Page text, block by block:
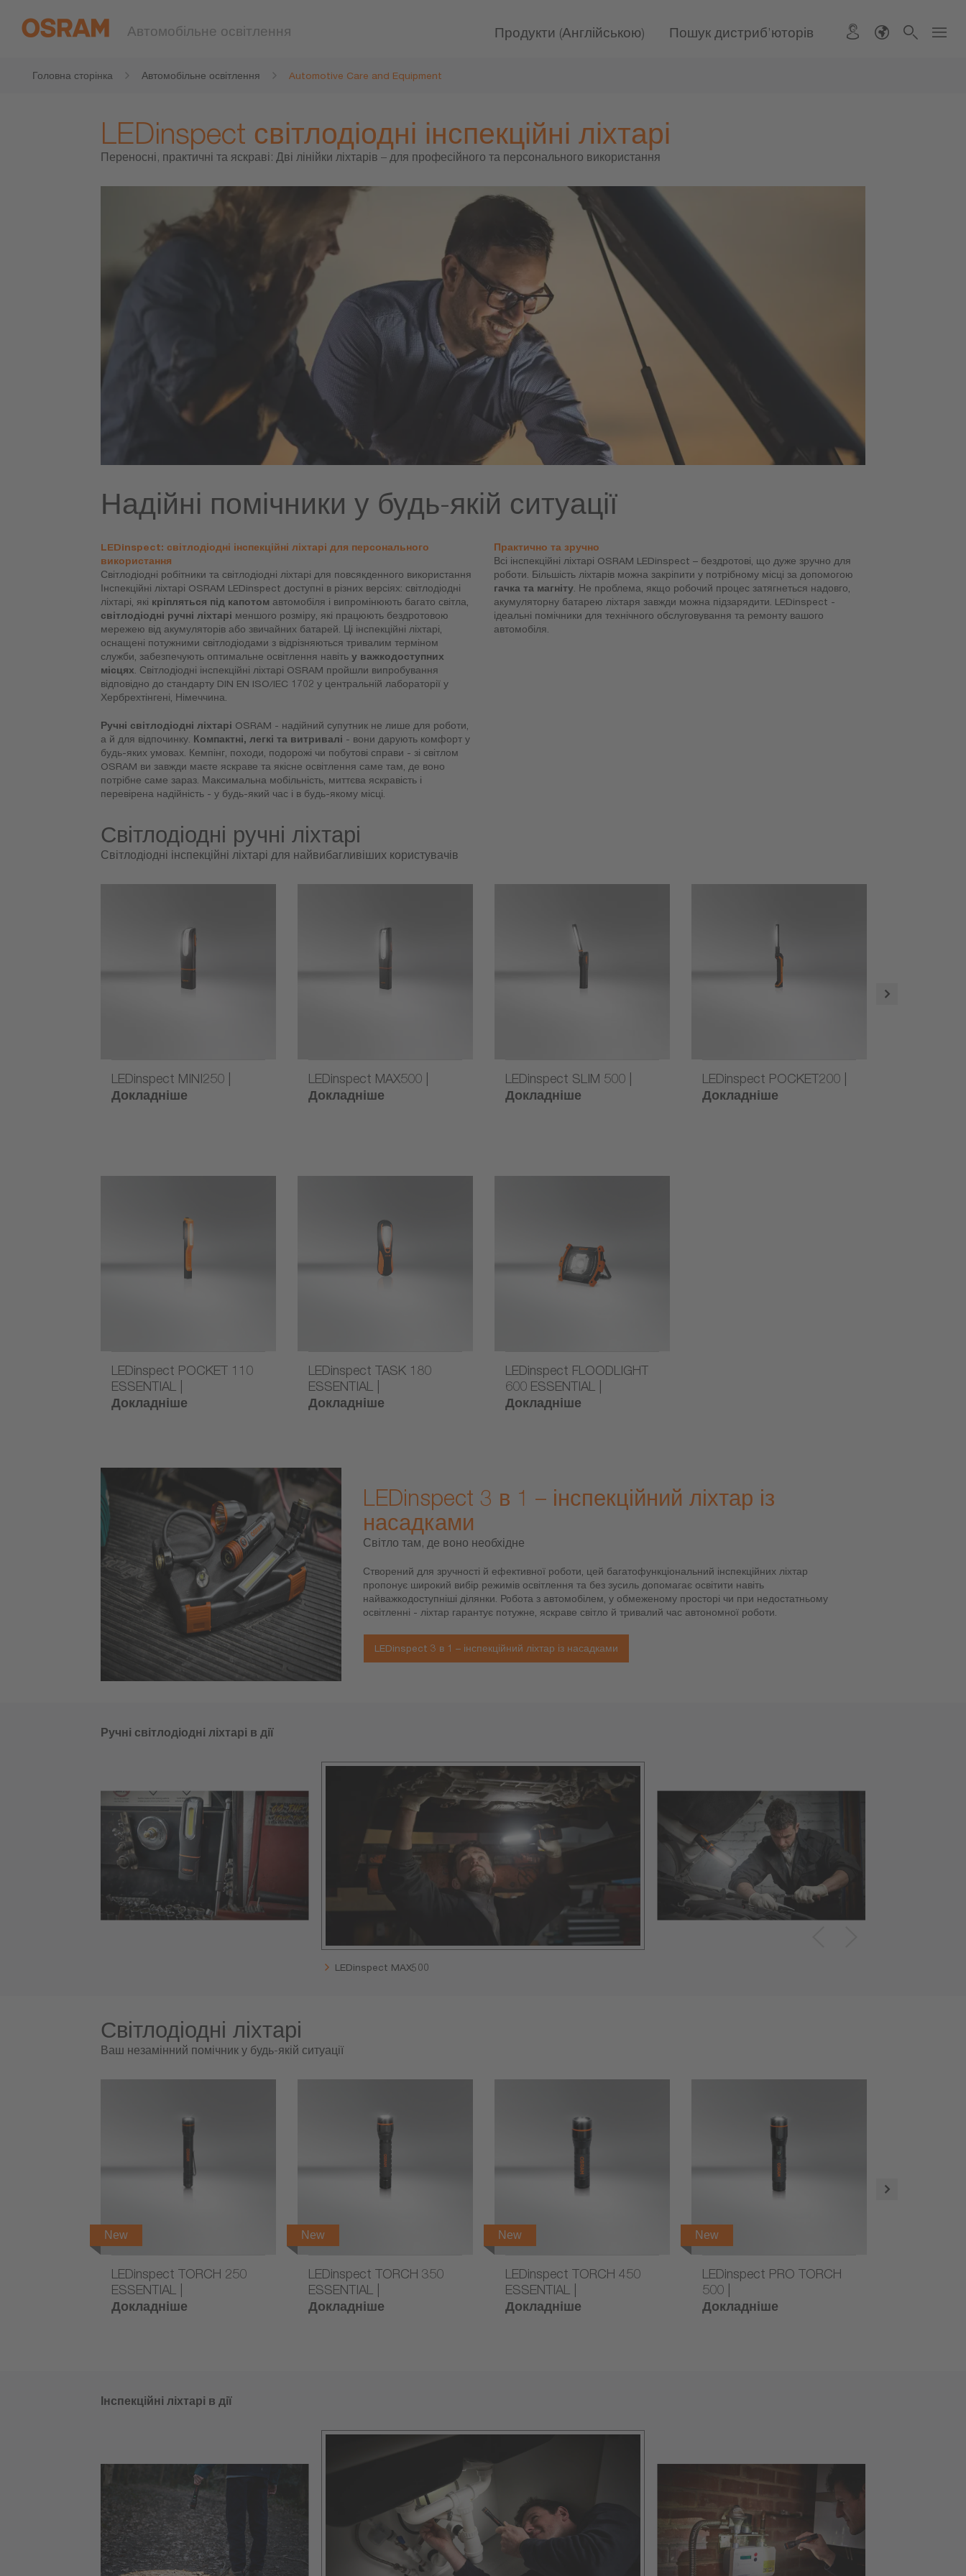
Автомобільне освітлення Продукти (Англійською) Пошук дистриб’юторів
Головна сторінка Автомобільне освітлення Automotive Care and Equipment
LEDinspect світлодіодні інспекційні ліхтарі
Переносні, практичні та яскраві: Дві лінійки ліхтарів – для професійного та персонального використання
Надійні помічники у будь-якій ситуації
LEDinspect: світлодіодні інспекційні ліхтарі для персонального
використання
Світлодіодні робітники та світлодіодні ліхтарі для повсякденного використання
Інспекційні ліхтарі OSRAM LEDinspect доступні в різних версіях: світлодіодні
ліхтарі, які кріпляться під капотом автомобіля і випромінюють багато світла,
світлодіодні ручні ліхтарі меншого розміру, які працюють бездротовою
мережею від акумуляторів або звичайних батарей. Ці інспекційні ліхтарі,
оснащені потужними світлодіодами з відрізняються тривалим терміном
служби, забезпечують оптимальне освітлення навітьу важкодоступних
місцях . Світлодіодні інспекційні ліхтарі OSRAM пройшли випробування
відповідно до стандарту DIN EN ISO/IEC 1702 у центральній лабораторії у
Хербрехтінгені, Німеччина.
Ручні світлодіодні ліхтарі OSRAM - надійний супутник не лише для роботи,
а й для відпочинку. Компактні, легкі та витривалі - вони дарують комфорт у
будь-яких умовах. Кемпінг, походи, подорожі чи побутові справи - зі світлом
OSRAM ви завжди маєте яскраве та якісне освітлення саме там, де воно
потрібне саме зараз. Максимальна мобільність, миттєва яскравість і
перевірена надійність - у будь-який час і в будь-якому місці.
Практично та зручно
Всі інспекційні ліхтарі OSRAM LEDinspect – бездротові, що дуже зручно для
роботи. Більшість ліхтарів можна закріпити у потрібному місці за допомогою
гачка та магніту. Не проблема, якщо робочий процес затягнеться надовго,
акумуляторну батарею ліхтаря завжди можна підзарядити. LEDinspect -
ідеальні помічники для технічного обслуговування та ремонту вашого
автомобіля.
Світлодіодні ручні ліхтарі
Світлодіодні інспекційні ліхтарі для найвибагливіших користувачів
LEDinspect MINI250 |
Докладніше
LEDinspect MAX500 |
Докладніше
LEDinspect SLIM 500 |
Докладніше
LEDinspect POCKET200 |
Докладніше
LEDinspect POCKET 110
ESSENTIAL |
Докладніше
LEDinspect TASK 180
ESSENTIAL |
Докладніше
LEDinspect FLOODLIGHT
600 ESSENTIAL |
Докладніше
LEDinspect 3 в 1 – інспекційний ліхтар із
насадками
Світло там, де воно необхідне
Створений для зручності й ефективної роботи, цей багатофункціональний інспекційних ліхтар
пропонує широкий вибір режимів освітлення та без зусиль допомагає освітити навіть
найважкодоступніші ділянки. Робота з автомобілем, у обмеженому просторі чи при недостатньому
освітленні - ліхтар гарантує потужне, яскраве світло й тривалий час автономної роботи.
LEDinspect 3 в 1 – інспекційний ліхтар із насадками
Ручні світлодіодні ліхтарі в дії
LEDinspect MAX500
Світлодіодні ліхтарі
Ваш незамінний помічник у будь-якій ситуації
New
LEDinspect TORCH 250
ESSENTIAL |
Докладніше
New
LEDinspect TORCH 350
ESSENTIAL |
Докладніше
New
LEDinspect TORCH 450
ESSENTIAL |
Докладніше
New
LEDinspect PRO TORCH
500 |
Докладніше
Інспекційні ліхтарі в дії